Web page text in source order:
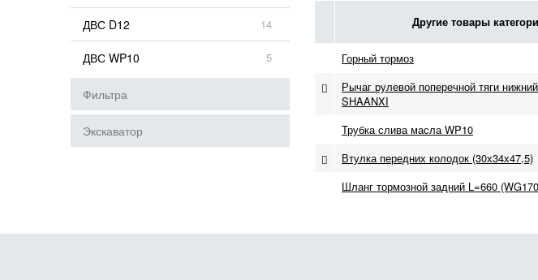
Другие товары
Горный тормоз
Рычаг рулевой поперечной тяги
SHAANXI
Трубка слива масла WP10
Втулка передних колодок (30х34х47,5)
Шланг тормозной задний L=660
ДВС D12 14
ДВС WP10 5
Фильтра
Экскаватор